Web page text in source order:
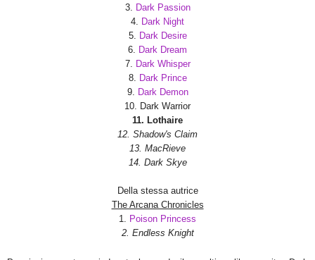
3. Dark Passion
4. Dark Night
5. Dark Desire
6. Dark Dream
7. Dark Whisper
8. Dark Prince
9. Dark Demon
10. Dark Warrior
11. Lothaire
12. Shadow's Claim
13. MacRieve
14. Dark Skye
Della stessa autrice
The Arcana Chronicles
1. Poison Princess
2. Endless Knight